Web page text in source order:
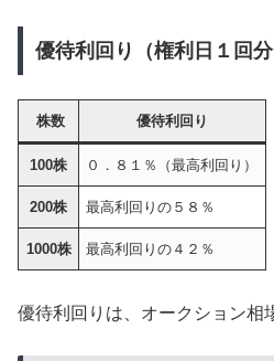
優待利回り（権利日１回分
株数 優待利回り
100株 ０．８１％（最高利回り）
200株 最高利回りの５８％
1000株 最高利回りの４２％
優待利回りは、オークション相